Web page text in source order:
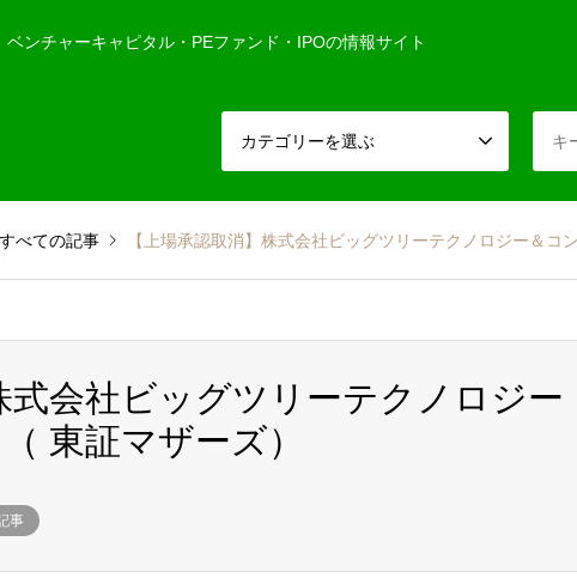
ベンチャーキャピタル・PEファンド・IPOの情報サイト
カテゴリーを選ぶ
すべての記事 【上場承認取消】株式会社ビッグツリーテクノロジー＆コ
式会社ビッグツリーテクノロジー
東証マザーズ）
事